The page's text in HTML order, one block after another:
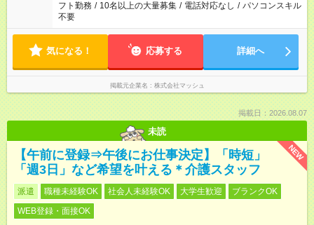
フト勤務 / 10名以上の大量募集 / 電話対応なし / パソコンスキル
不要
気になる！ 応募する 詳細へ
掲載元企業名 株式会社マッシュ
掲載日：2026.08.07
未読
NEW
【午前に登録⇒午後にお仕事決定】「時短」
「週3日」など希望を叶える＊介護スタッフ
派遣 職種未経験OK 社会人未経験OK 大学生歓迎
ブランクOK
WEB登録・面接OK